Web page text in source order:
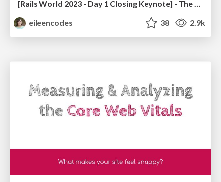
[Rails World 2023 - Day 1 Closing Keynote] - The Magic of Rails
eileencodes
38 2.9k